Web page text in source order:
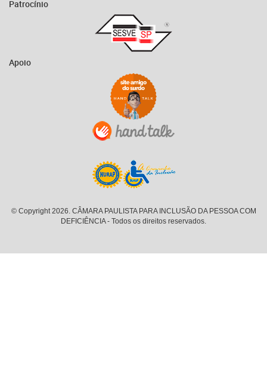
Patrocínio
Apoio
© Copyright 2026. CÂMARA PAULISTA PARA INCLUSÃO DA PESSOA COM
DEFICIÊNCIA - Todos os direitos reservados.